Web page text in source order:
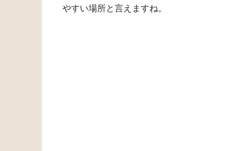
やすい場所と言えますね。